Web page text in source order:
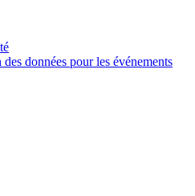
données pour les événements